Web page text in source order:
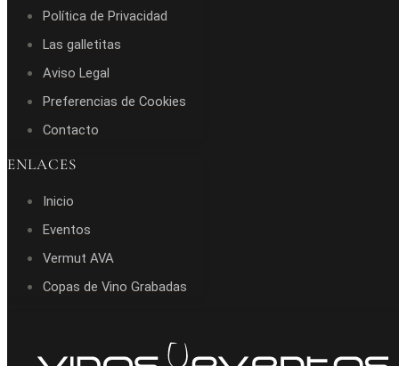
Política de Privacidad
Las galletitas
Aviso Legal
Preferencias de Cookies
Contacto
ENLACES
Inicio
Eventos
Vermut AVA
Copas de Vino Grabadas